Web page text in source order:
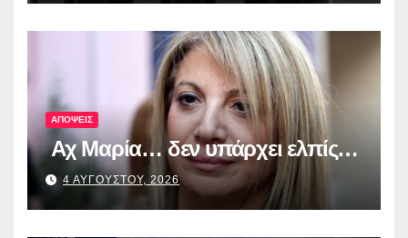
ψηφιακά εργαλεία στην Ευρώπη
για τη διαφάνεια και τη
λογοδοσία»
ΑΠΟΨΕΙΣ
Αχ Μαρία… δεν υπάρχει ελπίς…
4 ΑΥΓΟΥΣΤΟΥ, 2026